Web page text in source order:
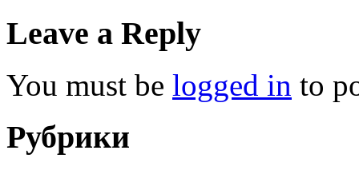
Leave a Reply
You must be logged in to
Рубрики